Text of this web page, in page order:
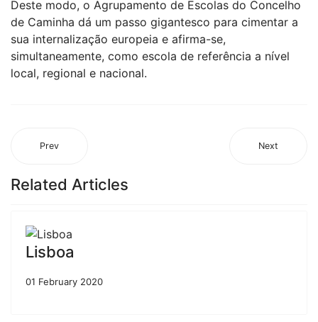
Deste modo, o Agrupamento de Escolas do Concelho
de Caminha dá um passo gigantesco para cimentar a
sua internalização europeia e afirma-se,
simultaneamente, como escola de referência a nível
local, regional e nacional.
Prev Next
Related Articles
Lisboa
01 February 2020